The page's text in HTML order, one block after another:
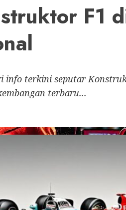
F1
info terkini seputar
terbaru...